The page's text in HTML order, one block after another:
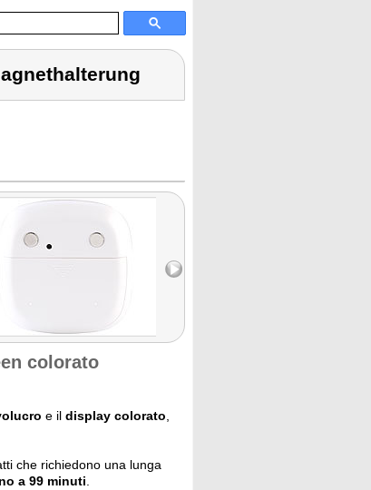
colorato
e il display colorato
che richiedono una lunga
a 99 minuti